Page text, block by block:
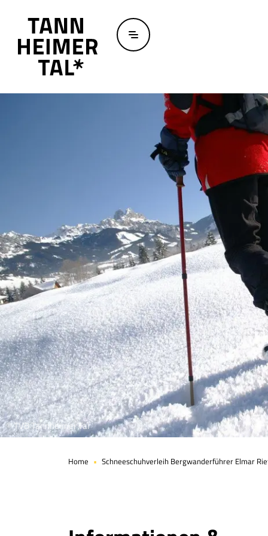
© TVB Tannheimer Tal
Home Schneeschuhverleih Bergwanderführer Elmar